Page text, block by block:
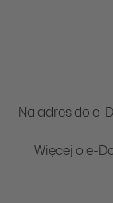
Na adres do e-
Więcej o e-